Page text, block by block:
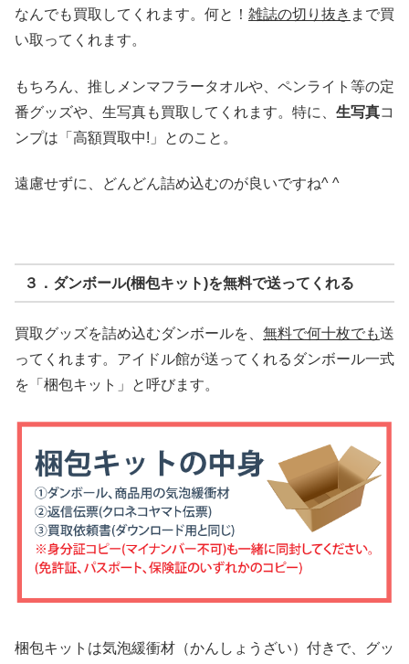
なんでも買取してくれます。何と！ 雑誌の切り抜き まで買
い取ってくれます。
もちろん、推しメンマフラータオルや、ペンライト等の定
番グッズや、生写真も買取してくれます。特に、 生写真コ
ンプは「高額買取中!」とのこと。
遠慮せずに、どんどん詰め込むのが良いですね^ ^
３．ダンボール(梱包キット)を無料で送ってくれる
買取グッズを詰め込むダンボールを、 無料で何十枚でも送
ってくれます。アイドル館が送ってくれるダンボール一式
を「梱包キット」と呼びます。
梱包キットは気泡緩衝材（かんしょうざい）付きで、グッ